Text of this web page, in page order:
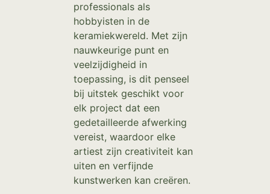
professionals als
hobbyisten in de
keramiekwereld. Met zijn
nauwkeurige punt en
veelzijdigheid in
toepassing, is dit penseel
bij uitstek geschikt voor
elk project dat een
gedetailleerde afwerking
vereist, waardoor elke
artiest zijn creativiteit kan
uiten en verfijnde
kunstwerken kan creëren.